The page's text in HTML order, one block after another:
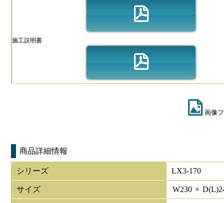
施工説明書
画像
商品詳細情報
シリーズ LX3-170
サイズ W230 × D(L)